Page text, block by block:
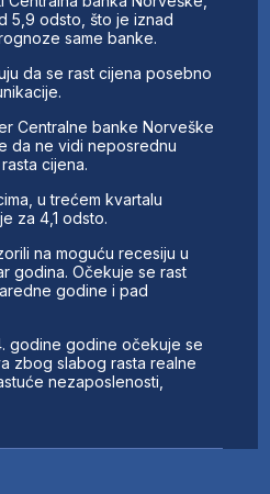
5,9 odsto, što je iznad
same banke.
da se rast cijena posebno
Centralne banke Norveške
da ne vidi neposrednu
cijena.
u trećem kvartalu
za 4,1 odsto.
na moguću recesiju u
godina. Očekuje se rast
godine i pad
godine godine očekuje se
zbog slabog rasta realne
nezaposlenosti,